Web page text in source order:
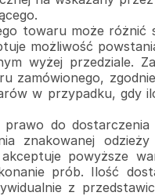
towaru może różnić
możliwość
wyżej przedziale.
zamówionego,
w przypadku, gdy
do
znakowanej
powyższe
prób. Ilość
z